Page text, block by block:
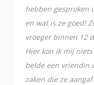
hebben gesproken
en wat is ze goed!
vroeger binnen 12
Hier kon ik mij
belde een vriendin
zaken die ze